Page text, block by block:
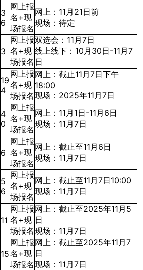
3
6
网上报
名+现
场报名
网上：11月21日前
现场：待定
3
网上报
名+现
场报名
双选会：11月7日
线上线下：10月30日-11月7
日
19
4
网上报
名+现
场报名
网上：截止11月7日下午
18:00
现场：2025年11月7日
4
0
网上报
名+现
场报名
网上：11月1日-11月6日
现场：11月7日
6
网上报
名+现
场报名
网上：截止至11月6日
现场：11月7日
5
6
网上报
名+现
场报名
网上：截止至11月7日10:00
现场：11月7日
11
网上报
名+现
场报名
网上：截止至2025年11月5
日
现场：11月7日
15
网上报
名+现
场报名
网上：截止至2025年11月7
日
现场：11月7日